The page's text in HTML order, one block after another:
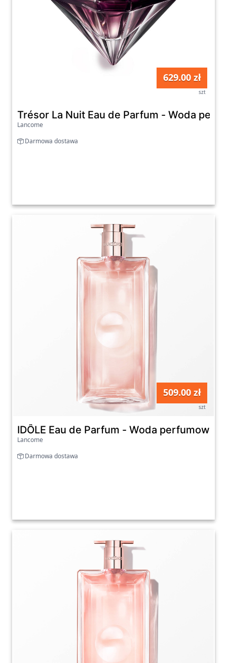
629.00 zł
szt
Trésor La Nuit Eau de Parfum - Woda
Lancome
Darmowa dostawa
509.00 zł
szt
IDÔLE Eau de Parfum - Woda perfumowana
Lancome
Darmowa dostawa